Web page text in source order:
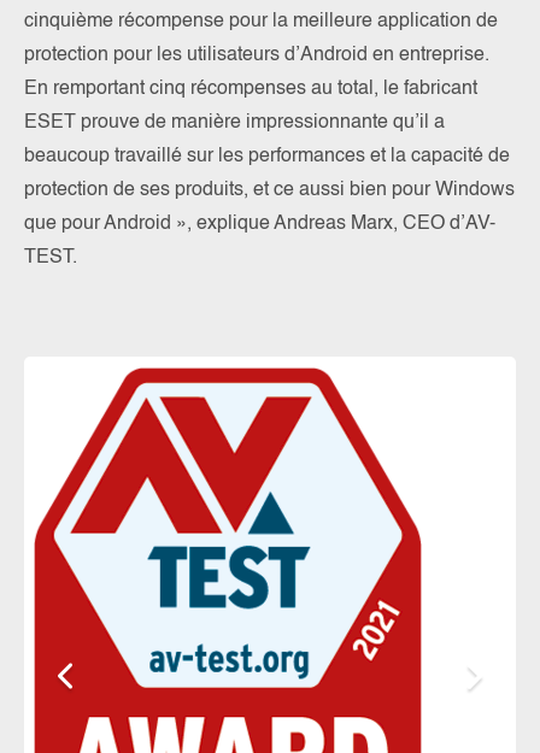
cinquième récompense pour la meilleure application de
protection pour les utilisateurs d’Android en entreprise.
En remportant cinq récompenses au total, le fabricant
ESET prouve de manière impressionnante qu’il a
beaucoup travaillé sur les performances et la capacité de
protection de ses produits, et ce aussi bien pour Windows
que pour Android », explique Andreas Marx, CEO d’AV-
TEST.